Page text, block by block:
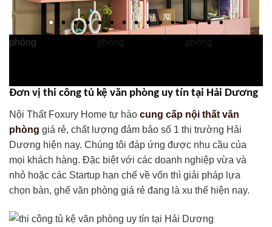
Đơn vị thi công tủ kệ văn phòng uy tín tại Hải Dương
Nội Thất Foxury Home tự hào cung cấp nội thất văn
phòng giá rẻ, chất lượng đảm bảo số 1 thị trường Hải
Dương hiện nay. Chúng tôi đáp ứng được nhu cầu của
mọi khách hàng. Đặc biệt với các doanh nghiệp vừa và
nhỏ hoặc các Startup hạn chế về vốn thì giải pháp lựa
chọn bàn, ghế văn phòng giá rẻ đang là xu thế hiện nay.